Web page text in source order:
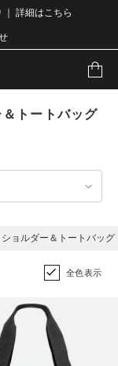
｜ 詳細はこちら
トートバッグ
ショルダー＆トートバッグ
全色表示